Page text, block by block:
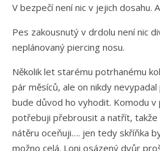
V bezpečí není nic v jejich dosahu.
Pes zakousnutý v drdolu není nic
neplánovaný piercing nosu.
Několik let starému potrhanému
pár měsíců, ale on nikdy
bude důvod ho vyhodit. Komodu v
potřebuji přebrousit a natřít, takže
nátěru oceňuji…. jen tedy skříňka
možno celá. Loni osázený dvůr